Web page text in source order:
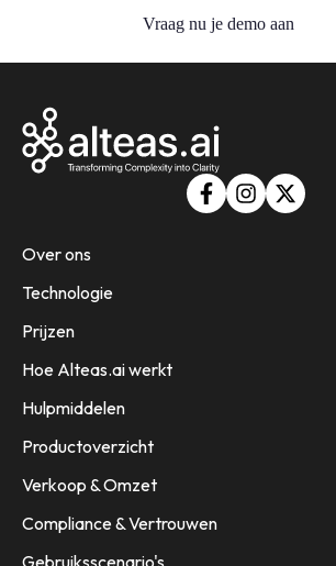
Vraag nu je demo aan
Over ons
Technologie
Prijzen
Hoe Alteas.ai werkt
Hulpmiddelen
Productoverzicht
Verkoop & Omzet
Compliance & Vertrouwen